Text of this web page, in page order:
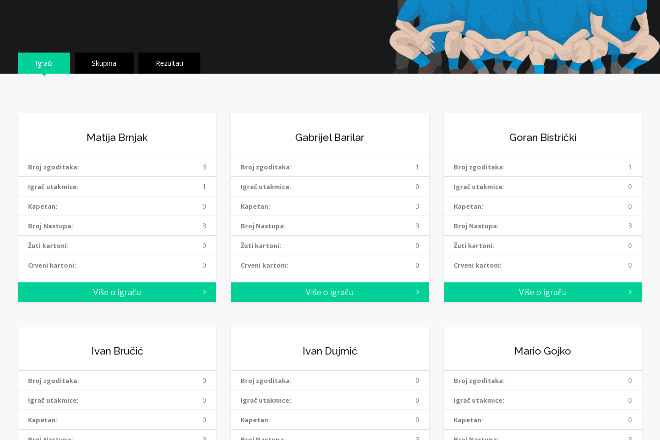
Igrači Skupina Rezultati
Matija Brnjak
Broj zgoditaka: 3
Igrač utakmice: 1
Kapetan: 0
Broj Nastupa: 3
Žuti kartoni: 0
Crveni kartoni: 0
Više o igraču
Gabrijel Barilar
Broj zgoditaka: 1
Igrač utakmice: 0
Kapetan: 3
Broj Nastupa: 3
Žuti kartoni: 0
Crveni kartoni: 0
Više o igraču
Goran Bistrički
Broj zgoditaka: 1
Igrač utakmice: 0
Kapetan: 0
Broj Nastupa: 3
Žuti kartoni: 0
Crveni kartoni: 0
Više o igraču
Ivan Bručić
Broj zgoditaka: 0
Igrač utakmice: 0
Kapetan: 0
Ivan Dujmić
Broj zgoditaka: 0
Igrač utakmice: 0
Kapetan: 0
Mario Gojko
Broj zgoditaka: 0
Igrač utakmice: 0
Kapetan: 0